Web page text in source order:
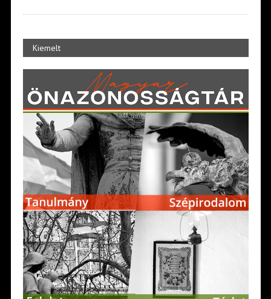
Kiemelt